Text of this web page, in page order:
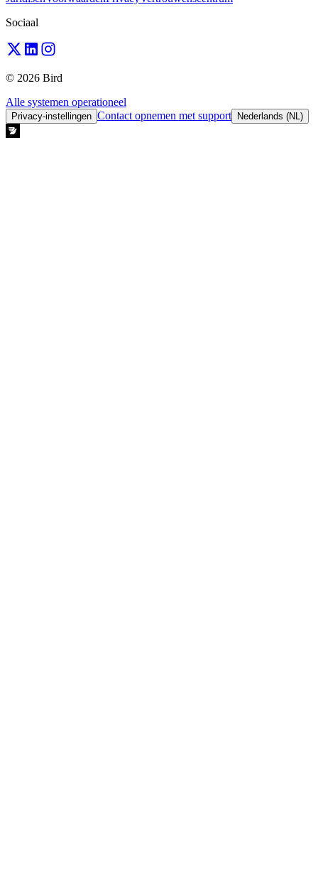
Sociaal
© 2026 Bird
Alle systemen operationeel
Privacy-instellingen Contact opnemen met support Nederlands (NL)